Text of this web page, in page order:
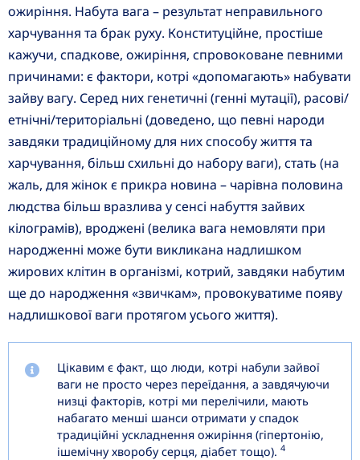
ожиріння. Набута вага – результат неправильного
харчування та брак руху. Конституційне, простіше
кажучи, спадкове, ожиріння, спровоковане певними
причинами: є фактори, котрі «допомагають» набувати
зайву вагу. Серед них генетичні (генні мутації), расові/
етнічні/територіальні (доведено, що певні народи
завдяки традиційному для них способу життя та
харчування, більш схильні до набору ваги), стать (на
жаль, для жінок є прикра новина – чарівна половина
людства більш вразлива у сенсі набуття зайвих
кілограмів), вроджені (велика вага немовляти при
народженні може бути викликана надлишком
жирових клітин в організмі, котрий, завдяки набутим
ще до народження «звичкам», провокуватиме появу
надлишкової ваги протягом усього життя).
Цікавим є факт, що люди, котрі набули зайвої
ваги не просто через переїдання, а завдячуючи
низці факторів, котрі ми перелічили, мають
набагато менші шанси отримати у спадок
традиційні ускладнення ожиріння (гіпертонію,
ішемічну хворобу серця, діабет тощо). 4